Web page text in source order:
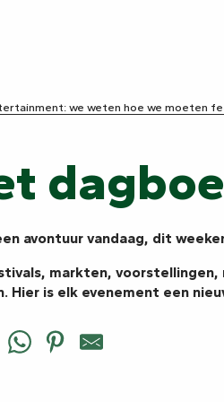
we weten hoe we moeten
avontuur vandaag, dit
markten,
Hier is elk evenement een